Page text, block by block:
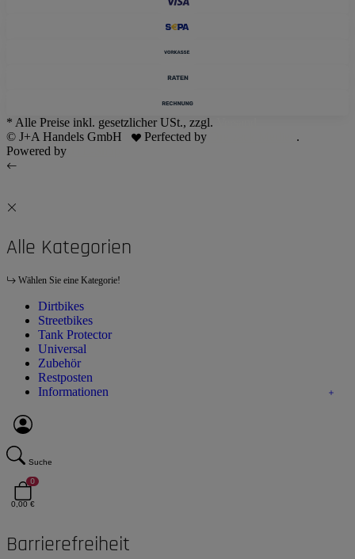
* Alle Preise inkl. gesetzlicher USt., zzgl.
© J+A Handels GmbH
Perfected by
.
Powered by
Alle Kategorien
Wählen Sie eine Kategorie!
Dirtbikes
Streetbikes
Tank Protector
Universal
Zubehör
Restposten
Informationen
Suche
0
0,00 €
Barrierefreiheit